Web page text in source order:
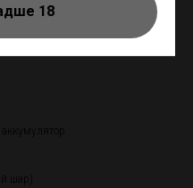
18
ли порт для зарядки, если есть
шар)